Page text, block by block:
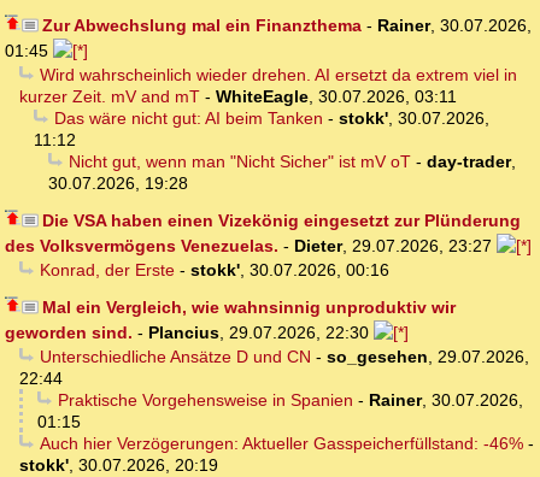
Zur Abwechslung mal ein Finanzthema- Rainer, 30.07.2026,
01:45
Wird wahrscheinlich wieder drehen. AI ersetzt da extrem viel in
kurzer Zeit. mV and mT - WhiteEagle, 30.07.2026, 03:11
Das wäre nicht gut: AI beim Tanken - stokk', 30.07.2026,
11:12
Nicht gut, wenn man "Nicht Sicher" ist mV oT- day-trader,
30.07.2026, 19:28
Die VSA haben einen Vizekönig eingesetzt zur Plünderung
des Volksvermögens Venezuelas. - Dieter, 29.07.2026, 23:27
Konrad, der Erste- stokk', 30.07.2026, 00:16
Mal ein Vergleich, wie wahnsinnig unproduktiv wir
geworden sind. - Plancius, 29.07.2026, 22:30
Unterschiedliche Ansätze D und CN - so_gesehen, 29.07.2026,
22:44
Praktische Vorgehensweise in Spanien - Rainer, 30.07.2026,
01:15
Auch hier Verzögerungen: Aktueller Gasspeicherfüllstand: -46%-
stokk', 30.07.2026, 20:19